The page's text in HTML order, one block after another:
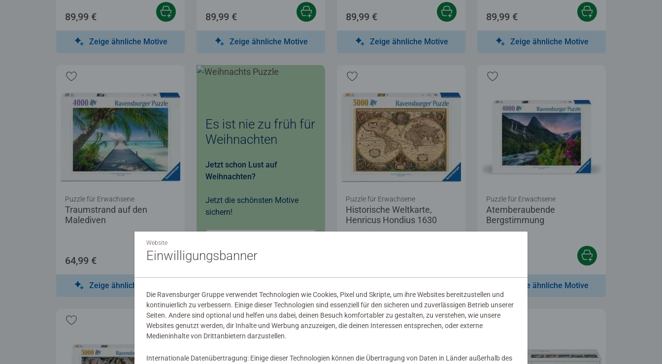
89,99 €
Zeige ähnliche Motive
89,99 €
Zeige ähnliche Motive
89,99 €
Zeige ähnliche Motive
89,99 €
Zeige ähnliche Motive
Traumstrand auf den
Malediven
Puzzle für Erwachsene
64,99 €
Zeige ähnliche Motive
Es ist nie zu früh für
Weihnachten
Jetzt schon Lust auf
Weihnachten?
Jetzt die schönsten Motive
sichern!
Historische Weltkarte,
Henricus Hondius 1630
Puzzle für Erwachsene
Atemberaubende
Bergstimmung
Puzzle für Erwachsene
Zeige ähnliche Motive
Website
Einwilligungsbanner
Die Ravensburger Gruppe verwendet Technologien wie Cookies, Pixel und Skripte, um ihre Websites bereitzustellen und
kontinuierlich zu verbessern. Einige dieser Technologien sind essenziell für den sicheren und zuverlässigen Betrieb unserer
Seiten. Andere sind optional und helfen uns dabei, deinen Besuch komfortabler zu gestalten, zu verstehen, wie unsere
Websites genutzt werden, dir Inhalte und Werbung anzuzeigen, die deinen Interessen entsprechen, oder externe
Medieninhalte von Drittanbietern darzustellen.
Internationale Datenübertragung: Einige dieser Technologien können die Übertragung von Daten in Länder außerhalb des